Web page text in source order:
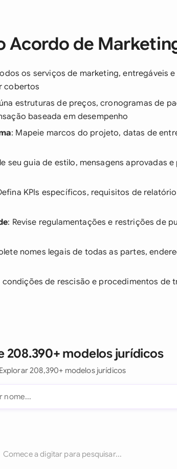
Acordo de
os serviços de marketing, entregáveis
cobertos
estruturas de preços, cronogramas de
baseada em desempenho
: Mapeie marcos do projeto, datas de
seu guia de estilo, mensagens aprovadas
KPIs específicos, requisitos de
: Revise regulamentações e restrições de
nomes legais de todas as partes,
condições de rescisão e procedimentos de
208.390+ modelos jurídicos
Explorar 208,390+ modelos jurídicos
Comece a digitar para pesquisar...